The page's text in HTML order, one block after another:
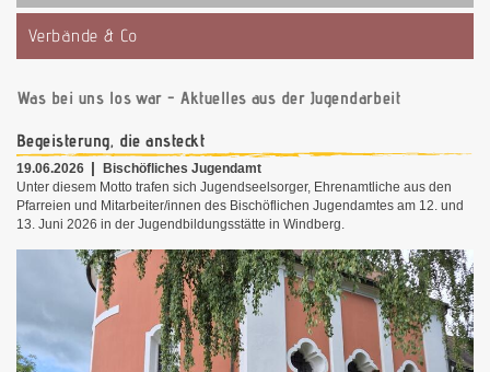
Verbände & Co
Was bei uns los war - Aktuelles aus der Jugendarbeit
Begeisterung, die ansteckt
19.06.2026
Bischöfliches Jugendamt
Unter diesem Motto trafen sich Jugendseelsorger, Ehrenamtliche aus den
Pfarreien und Mitarbeiter/innen des Bischöflichen Jugendamtes am 12. und
13. Juni 2026 in der Jugendbildungsstätte in Windberg.